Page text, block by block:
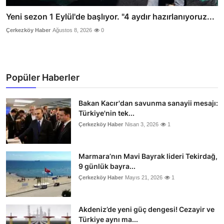
Yeni sezon 1 Eylül'de başlıyor. "4 aydır hazırlanıyoruz...
Çerkezköy Haber Ağustos 8, 2026 0
Popüler Haberler
Bakan Kacır'dan savunma sanayii mesajı:
Türkiye'nin tek...
Çerkezköy Haber Nisan 3, 2026 1
Marmara’nın Mavi Bayrak lideri Tekirdağ,
9 günlük bayra...
Çerkezköy Haber Mayıs 21, 2026 1
Akdeniz’de yeni güç dengesi! Cezayir ve
Türkiye aynı ma...